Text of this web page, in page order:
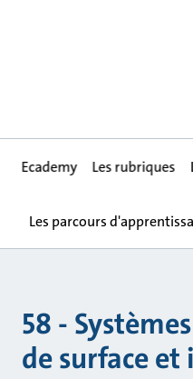
Ecademy Les rubriques
Les parcours
58 -
de surface et